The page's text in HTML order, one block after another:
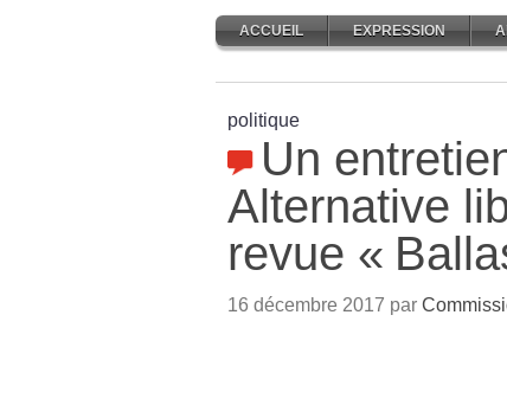
ACCUEIL EXPRESSION
politique
Un
Alternative
revue «
16 décembre 2017 par